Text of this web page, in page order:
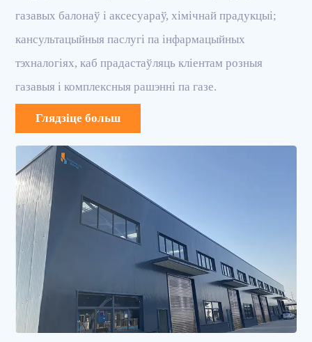
газавых балонаў і аксесуараў, хімічнай прадукцыі;
кансультацыйныя паслугі па інфармацыйных
тэхналогіях, каб прадастаўляць кліентам розныя
газавыя і комплексныя рашэнні па газе.
Глядзіце больш